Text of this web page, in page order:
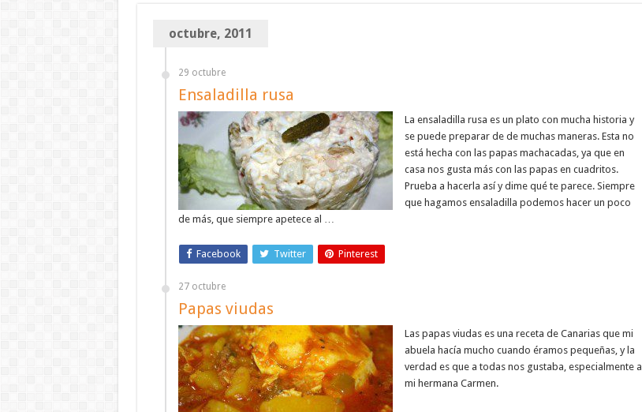
octubre, 2011
29 octubre
Ensaladilla rusa
La ensaladilla rusa es un plato con mucha historia y
se puede preparar de de muchas maneras. Esta no
está hecha con las papas machacadas, ya que en
casa nos gusta más con las papas en cuadritos.
Prueba a hacerla así y dime qué te parece. Siempre
que hagamos ensaladilla podemos hacer un poco
de más, que siempre apetece al …
Facebook Twitter Pinterest
27 octubre
Papas viudas
Las papas viudas es una receta de Canarias que mi
abuela hacía mucho cuando éramos pequeñas, y la
verdad es que a todas nos gustaba, especialmente a
mi hermana Carmen.